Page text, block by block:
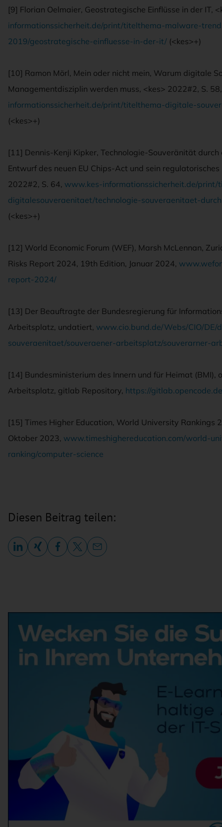
[9] Florian Oelmaier, Geostrategische Einflüsse in der IT,
informationssicherheit.de/print/titelthema-malware-
2019/geostrategische-einfluesse-in-der-it/ (<kes>+)
[10] Ramon Mörl, Mein oder nicht mein, Warum digitale
Managementdisziplin werden muss, <kes> 2022#2, S.
informationssicherheit.de/print/titelthema-digitale-
(<kes>+)
[11] Dennis-Kenji Kipker, Technologie-Souveränität
Entwurf des neuen EU Chips-Act und sein
2022#2, S. 64, www.kes-informationssicherheit.de/print/
digitalesouveraenitaet/technologie-souveraenitaet-
(<kes>+)
[12] World Economic Forum (WEF), Marsh McLennan,
Risks Report 2024, 19th Edition, Januar 2024,
report-2024/
[13] Der Beauftragte der Bundesregierung für
Arbeitsplatz, undatiert, www.cio.bund.de/Webs/CIO/
souveraenitaet/souveraener-arbeitsplatz/souverarner-
[14] Bundesministerium des Innern und für Heimat (BMI),
Arbeitsplatz, gitlab Repository, https://
[15] Times Higher Education, World University Rankings
Oktober 2023, www.timeshighereducation.com/world-
ranking/computer-science
Diesen Beitrag teilen: